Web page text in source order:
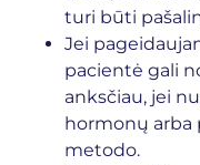
turi būti
Jei
pacientė gali
anksčiau, jei
hormonų arba
metodo.